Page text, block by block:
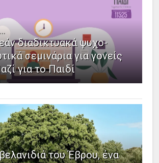
διαδικτυακά ψυχο-
σεμινάρια για γονείς
για το Παιδί
του Έβρου, ένα